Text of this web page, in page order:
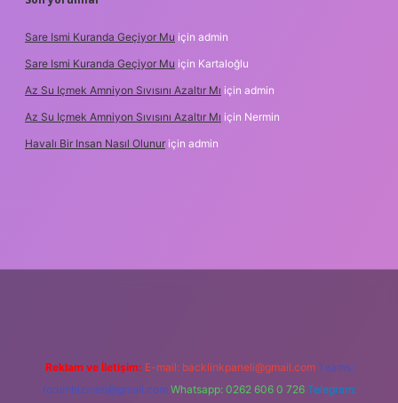
Sare Ismi Kuranda Geçiyor Mu için admin
Sare Ismi Kuranda Geçiyor Mu için Kartaloğlu
Az Su Içmek Amniyon Sıvısını Azaltır Mı için admin
Az Su Içmek Amniyon Sıvısını Azaltır Mı için Nermin
Havalı Bir Insan Nasıl Olunur için admin
Reklam ve İletişim: E-mail: backlinkpaneli@gmail.com Teams:
forumhizmeti@gmail.com Whatsapp: 0262 606 0 726 Telegram: